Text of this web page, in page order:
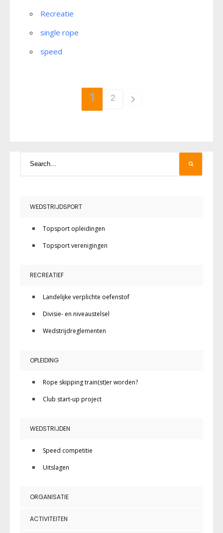
Recreatie
single rope
speed
1 2
WEDSTRIJDSPORT
Topsport opleidingen
Topsport verenigingen
RECREATIEF
Landelijke verplichte oefenstof
Divisie- en niveaustelsel
Wedstrijdreglementen
OPLEIDING
Rope skipping train(st)er worden?
Club start-up project
WEDSTRIJDEN
Speed competitie
Uitslagen
ORGANISATIE
ACTIVITEITEN